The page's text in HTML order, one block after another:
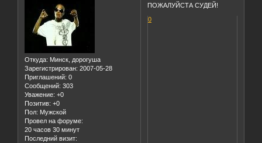
Откуда: Минск, дорогуша
Зарегистрирован: 2007-05-28
Приглашений: 0
Сообщений: 303
Уважение: +0
Позитив: +0
Пол: Мужской
Провел на форуме:
20 часов 30 минут
Последний визит:
ПОЖАЛУЙСТА СУДЕЙ!
0